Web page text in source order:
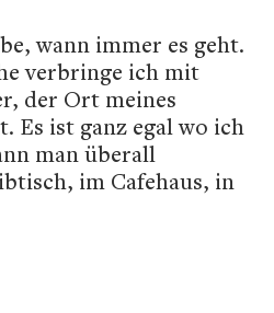
wann immer es geht.
verbringe ich mit
der Ort meines
Es ist ganz egal wo ich
man überall
im Cafehaus, in